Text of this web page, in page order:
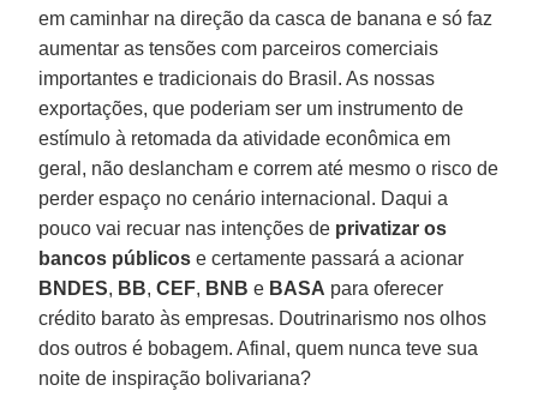
em caminhar na direção da casca de banana e só faz
aumentar as tensões com parceiros comerciais
importantes e tradicionais do Brasil. As nossas
exportações, que poderiam ser um instrumento de
estímulo à retomada da atividade econômica em
geral, não deslancham e correm até mesmo o risco de
perder espaço no cenário internacional. Daqui a
pouco vai recuar nas intenções de privatizar os
bancos públicos e certamente passará a acionar
BNDES, BB,CEF, BNB e BASA para oferecer
crédito barato às empresas. Doutrinarismo nos olhos
dos outros é bobagem. Afinal, quem nunca teve sua
noite de inspiração bolivariana?